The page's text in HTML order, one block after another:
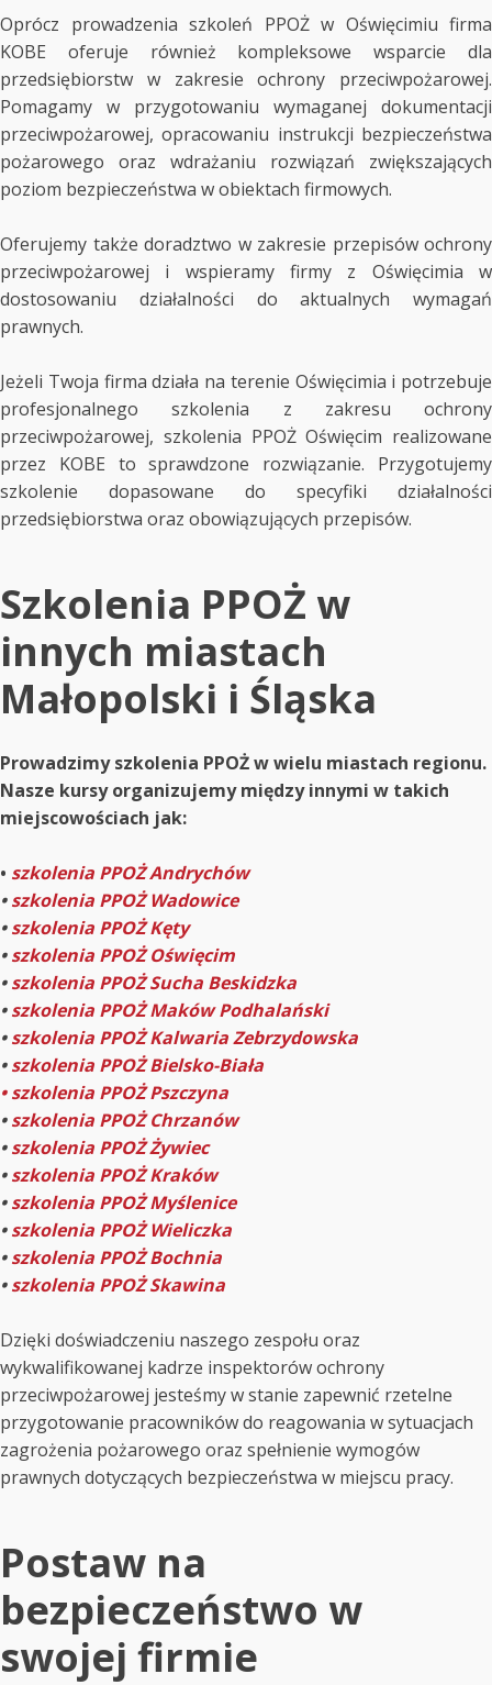
Oprócz prowadzenia szkoleń PPOŻ w Oświęcimiu firma
KOBE oferuje również kompleksowe wsparcie dla
przedsiębiorstw w zakresie ochrony przeciwpożarowej.
Pomagamy w przygotowaniu wymaganej dokumentacji
przeciwpożarowej, opracowaniu instrukcji bezpieczeństwa
pożarowego oraz wdrażaniu rozwiązań zwiększających
poziom bezpieczeństwa w obiektach firmowych.
Oferujemy także doradztwo w zakresie przepisów ochrony
przeciwpożarowej i wspieramy firmy z Oświęcimia w
dostosowaniu działalności do aktualnych wymagań
prawnych.
Jeżeli Twoja firma działa na terenie Oświęcimia i potrzebuje
profesjonalnego szkolenia z zakresu ochrony
przeciwpożarowej, szkolenia PPOŻ Oświęcim realizowane
przez KOBE to sprawdzone rozwiązanie. Przygotujemy
szkolenie dopasowane do specyfiki działalności
przedsiębiorstwa oraz obowiązujących przepisów.
Szkolenia PPOŻ w
innych miastach
Małopolski i Śląska
Prowadzimy szkolenia PPOŻ w wielu miastach regionu.
Nasze kursy organizujemy między innymi w takich
miejscowościach jak:
• szkolenia PPOŻ Andrychów
•szkolenia PPOŻ Wadowice
•szkolenia PPOŻ Kęty
•szkolenia PPOŻ Oświęcim
•szkolenia PPOŻ Sucha Beskidzka
•szkolenia PPOŻ Maków Podhalański
•szkolenia PPOŻ Kalwaria Zebrzydowska
•szkolenia PPOŻ Bielsko-Biała
• szkolenia PPOŻ Pszczyna
•szkolenia PPOŻ Chrzanów
•szkolenia PPOŻ Żywiec
•szkolenia PPOŻ Kraków
•szkolenia PPOŻ Myślenice
•szkolenia PPOŻ Wieliczka
•szkolenia PPOŻ Bochnia
•szkolenia PPOŻ Skawina
Dzięki doświadczeniu naszego zespołu oraz
wykwalifikowanej kadrze inspektorów ochrony
przeciwpożarowej jesteśmy w stanie zapewnić rzetelne
przygotowanie pracowników do reagowania w sytuacjach
zagrożenia pożarowego oraz spełnienie wymogów
prawnych dotyczących bezpieczeństwa w miejscu pracy.
Postaw na
bezpieczeństwo w
swojej firmie